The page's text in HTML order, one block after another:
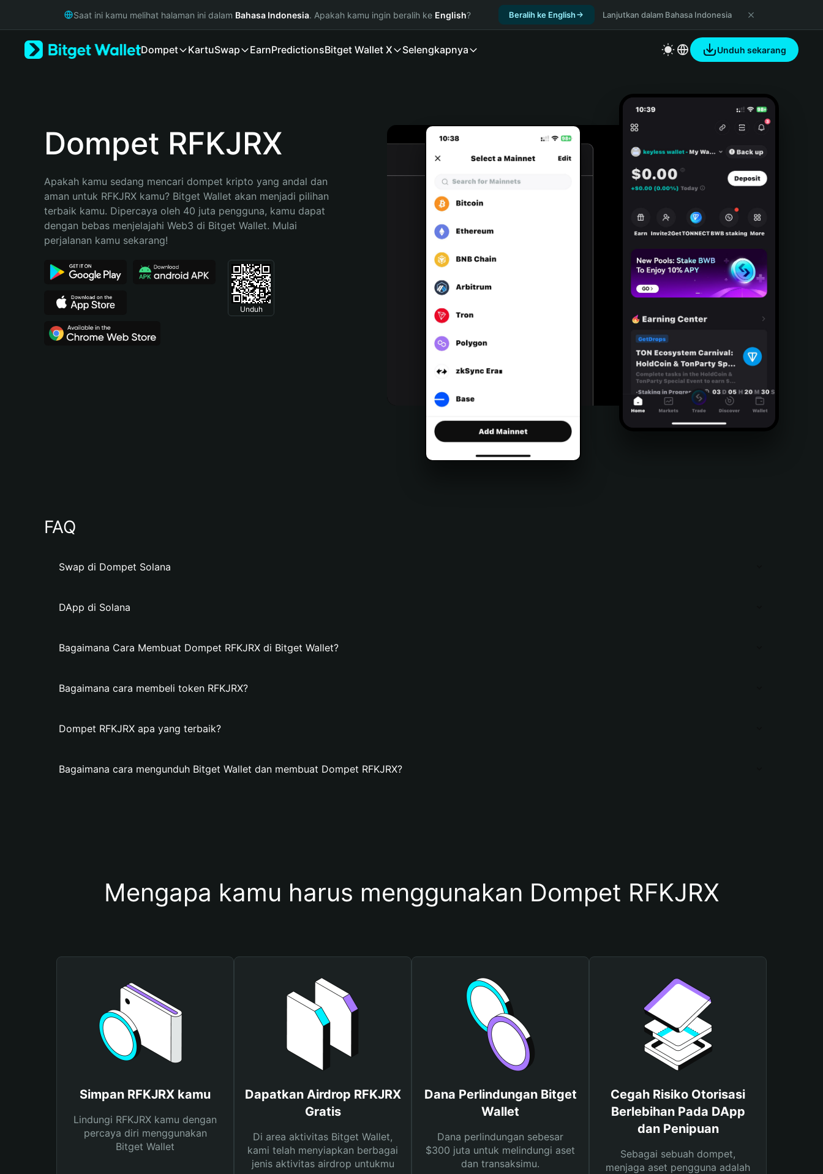
Русский
Bahasa Indonesia
Español (Argentina)
Saat ini kamu melihat halaman ini dalam Bahasa Indonesia. Apakah kamu ingin beralih ke English? Beralih ke English Lanjutkan dalam Bahasa Indonesia
Dompet KartuSwap EarnPredictionsBitget Wallet X Selengkapnya Unduh sekarang
Dompet RFKJRX
Apakah kamu sedang mencari dompet kripto yang andal dan
aman untuk RFKJRX kamu? Bitget Wallet akan menjadi pilihan
terbaik kamu. Dipercaya oleh 40 juta pengguna, kamu dapat
dengan bebas menjelajahi Web3 di Bitget Wallet. Mulai
perjalanan kamu sekarang!
Unduh
FAQ
Swap di Dompet Solana
DApp di Solana
Bagaimana Cara Membuat Dompet RFKJRX di Bitget Wallet?
Bagaimana cara membeli token RFKJRX?
Dompet RFKJRX apa yang terbaik?
Bagaimana cara mengunduh Bitget Wallet dan membuat Dompet RFKJRX?
Mengapa kamu harus menggunakan Dompet RFKJRX
Simpan RFKJRX kamu
Lindungi RFKJRX kamu dengan
percaya diri menggunakan
Bitget Wallet
Dapatkan Airdrop RFKJRX
Gratis
Di area aktivitas Bitget Wallet,
kami telah menyiapkan berbagai
jenis aktivitas airdrop untukmu
Dana Perlindungan Bitget
Wallet
Dana perlindungan sebesar
$300 juta untuk melindungi aset
dan transaksimu.
Cegah Risiko Otorisasi
Berlebihan Pada DApp
dan Penipuan
Sebagai sebuah dompet,
menjaga aset pengguna adalah